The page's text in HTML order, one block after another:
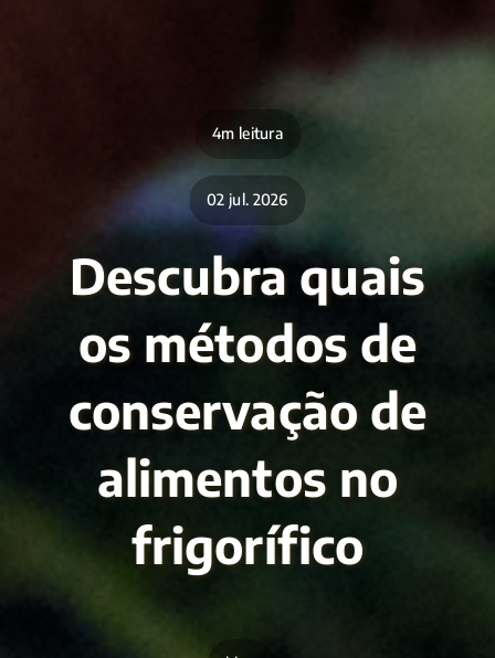
4m leitura
02 jul. 2026
Descubra quais
os métodos de
conservação de
alimentos no
frigorífico